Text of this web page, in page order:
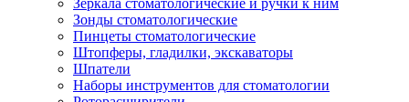
Зеркала стоматологические и ручки к ним
Зонды стоматологические
Пинцеты стоматологические
Штопферы, гладилки, экскаваторы
Шпатели
Наборы инструментов для стоматологии